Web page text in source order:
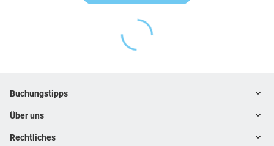
Footer navigation
Buchungstipps
Warum im Reisebüro buchen
Hoteltipps
Über uns
Kontakt
Rechtliches